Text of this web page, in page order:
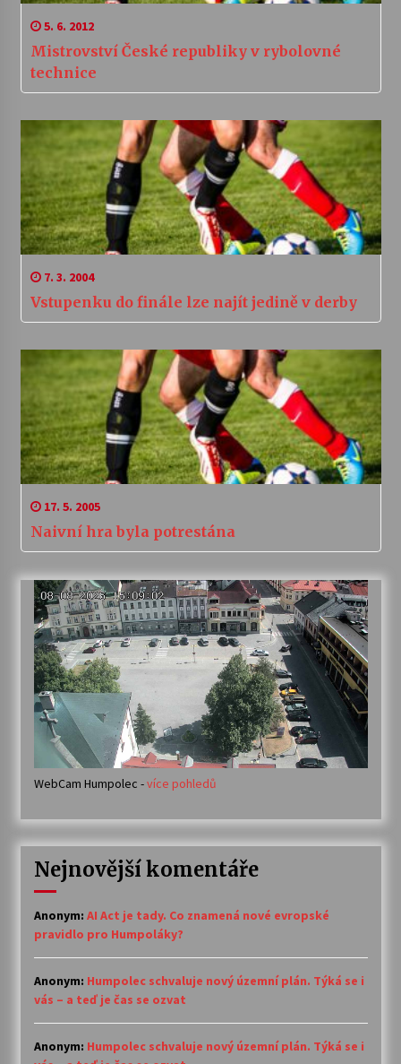
5. 6. 2012
Mistrovství České republiky v rybolovné
technice
7. 3. 2004
Vstupenku do finále lze najít jedině v derby
17. 5. 2005
Naivní hra byla potrestána
WebCam Humpolec -více pohledů
Nejnovější komentáře
Anonym: AI Act je tady. Co znamená nové evropské
pravidlo pro Humpoláky?
Anonym: Humpolec schvaluje nový územní plán. Týká se i
vás – a teď je čas se ozvat
Anonym: Humpolec schvaluje nový územní plán. Týká se i